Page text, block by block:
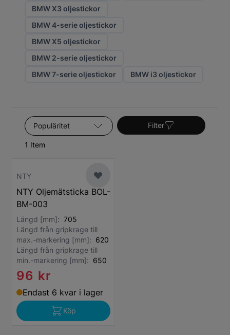
BMW X3 oljestickor
BMW 4-serie oljestickor
BMW X5 oljestickor
BMW 2-serie oljestickor
BMW 7-serie oljestickor
BMW i3 oljestickor
Sortera efter
1 Item
Filter
NTY
NTY Oljemätsticka BOL-
BM-003
Längd [mm]: 705
Längd från gripkrage till
max.-markering [mm]: 620
Längd från gripkrage till
min.-markering [mm]: 650
96 kr
Endast 6 kvar i lager
Köp